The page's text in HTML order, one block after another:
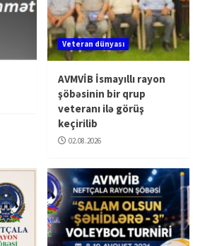
Veteran dünyası
AVMVİB İsmayıllı rayon
şöbəsinin bir qrup
veteranı ilə görüş
keçirilib
02.08.2026